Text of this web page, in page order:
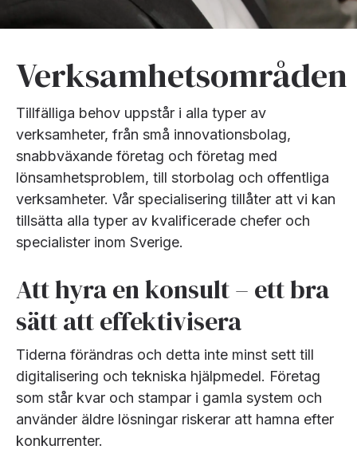
Verksamhetsområden
Tillfälliga behov uppstår i alla typer av
verksamheter, från små innovationsbolag,
snabbväxande företag och företag med
lönsamhetsproblem, till storbolag och offentliga
verksamheter. Vår specialisering tillåter att vi kan
tillsätta alla typer av kvalificerade chefer och
specialister inom Sverige.
Att hyra en konsult – ett bra
sätt att effektivisera
Tiderna förändras och detta inte minst sett till
digitalisering och tekniska hjälpmedel. Företag
som står kvar och stampar i gamla system och
använder äldre lösningar riskerar att hamna efter
konkurrenter.